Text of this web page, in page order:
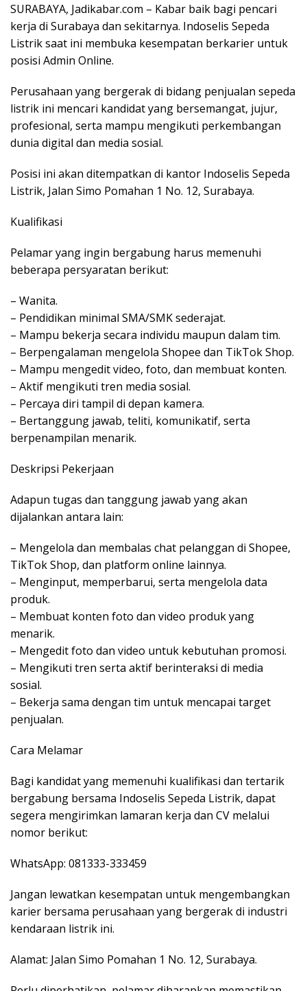
SURABAYA, Jadikabar.com – Kabar baik bagi pencari
kerja di Surabaya dan sekitarnya. Indoselis Sepeda
Listrik saat ini membuka kesempatan berkarier untuk
posisi Admin Online.
Perusahaan yang bergerak di bidang penjualan sepeda
listrik ini mencari kandidat yang bersemangat, jujur,
profesional, serta mampu mengikuti perkembangan
dunia digital dan media sosial.
Posisi ini akan ditempatkan di kantor Indoselis Sepeda
Listrik, Jalan Simo Pomahan 1 No. 12, Surabaya.
Kualifikasi
Pelamar yang ingin bergabung harus memenuhi
beberapa persyaratan berikut:
– Wanita.
– Pendidikan minimal SMA/SMK sederajat.
– Mampu bekerja secara individu maupun dalam tim.
– Berpengalaman mengelola Shopee dan TikTok Shop.
– Mampu mengedit video, foto, dan membuat konten.
– Aktif mengikuti tren media sosial.
– Percaya diri tampil di depan kamera.
– Bertanggung jawab, teliti, komunikatif, serta
berpenampilan menarik.
Deskripsi Pekerjaan
Adapun tugas dan tanggung jawab yang akan
dijalankan antara lain:
– Mengelola dan membalas chat pelanggan di Shopee,
TikTok Shop, dan platform online lainnya.
– Menginput, memperbarui, serta mengelola data
produk.
– Membuat konten foto dan video produk yang
menarik.
– Mengedit foto dan video untuk kebutuhan promosi.
– Mengikuti tren serta aktif berinteraksi di media
sosial.
– Bekerja sama dengan tim untuk mencapai target
penjualan.
Cara Melamar
Bagi kandidat yang memenuhi kualifikasi dan tertarik
bergabung bersama Indoselis Sepeda Listrik, dapat
segera mengirimkan lamaran kerja dan CV melalui
nomor berikut:
WhatsApp: 081333-333459
Jangan lewatkan kesempatan untuk mengembangkan
karier bersama perusahaan yang bergerak di industri
kendaraan listrik ini.
Alamat: Jalan Simo Pomahan 1 No. 12, Surabaya.